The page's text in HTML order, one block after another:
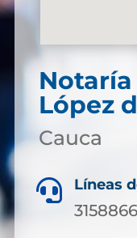
López
Cauca
 Líneas